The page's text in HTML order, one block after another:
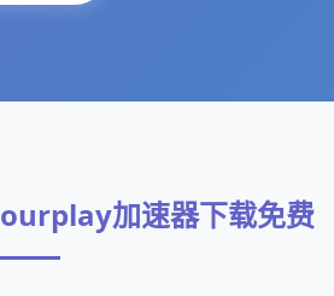
ourplay加速器下载免费